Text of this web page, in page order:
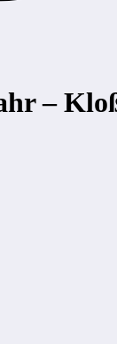
–